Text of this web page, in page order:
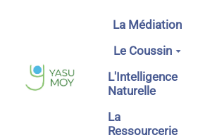
Aller au contenu principal
La Médiation
Le Coussin
L'Intelligence
Naturelle
La
Ressourcerie